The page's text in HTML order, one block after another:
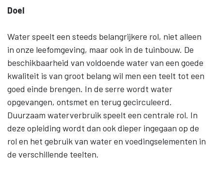
Doel
Water speelt een steeds belangrijkere rol, niet alleen
in onze leefomgeving, maar ook in de tuinbouw. De
beschikbaarheid van voldoende water van een goede
kwaliteit is van groot belang wil men een teelt tot een
goed einde brengen. In de serre wordt water
opgevangen, ontsmet en terug gecirculeerd.
Duurzaam waterverbruik speelt een centrale rol. In
deze opleiding wordt dan ook dieper ingegaan op de
rol en het gebruik van water en voedingselementen in
de verschillende teelten.